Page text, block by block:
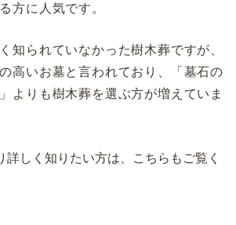
方に人気です。
知られていなかった樹木葬ですが、
高いお墓と言われており、「墓石の
よりも樹木葬を選ぶ方が増えていま
詳しく知りたい方は、こちらもご覧く